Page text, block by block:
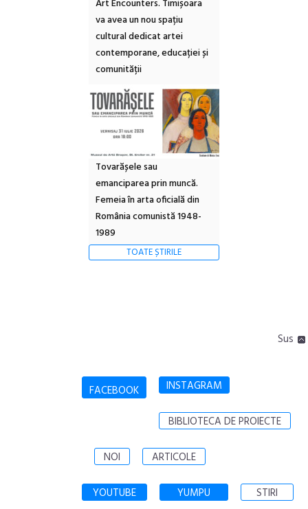
Art Encounters. Timișoara
va avea un nou spațiu
cultural dedicat artei
contemporane, educației și
comunității
Tovarășele sau
emanciparea prin muncă.
Femeia în arta oficială din
România comunistă 1948-
1989
TOATE ȘTIRILE
Sus
FACEBOOK INSTAGRAM
BIBLIOTECA DE PROIECTE
NOI ARTICOLE
YOUTUBE YUMPU STIRI